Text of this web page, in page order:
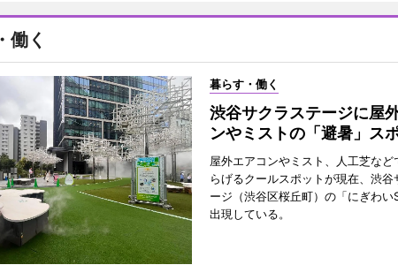
働く
暮らす・働く
渋谷サクラステージに屋
ンやミストの「避暑」ス
屋外エアコンやミスト、人工芝など
らげるクールスポットが現在、渋谷
ージ（渋谷区桜丘町）の「にぎわい
出現している。